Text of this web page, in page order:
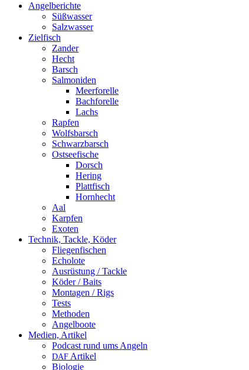
Angelberichte
Süßwasser
Salzwasser
Zielfisch
Zander
Hecht
Barsch
Salmoniden
Meerforelle
Bachforelle
Lachs
Rapfen
Wolfsbarsch
Schwarzbarsch
Ostseefische
Dorsch
Hering
Plattfisch
Hornhecht
Aal
Karpfen
Exoten
Technik, Tackle, Köder
Fliegenfischen
Echolote
Ausrüstung / Tackle
Köder / Baits
Montagen / Rigs
Tests
Methoden
Angelboote
Medien, Artikel
Podcast rund ums Angeln
DAF Artikel
Biologie